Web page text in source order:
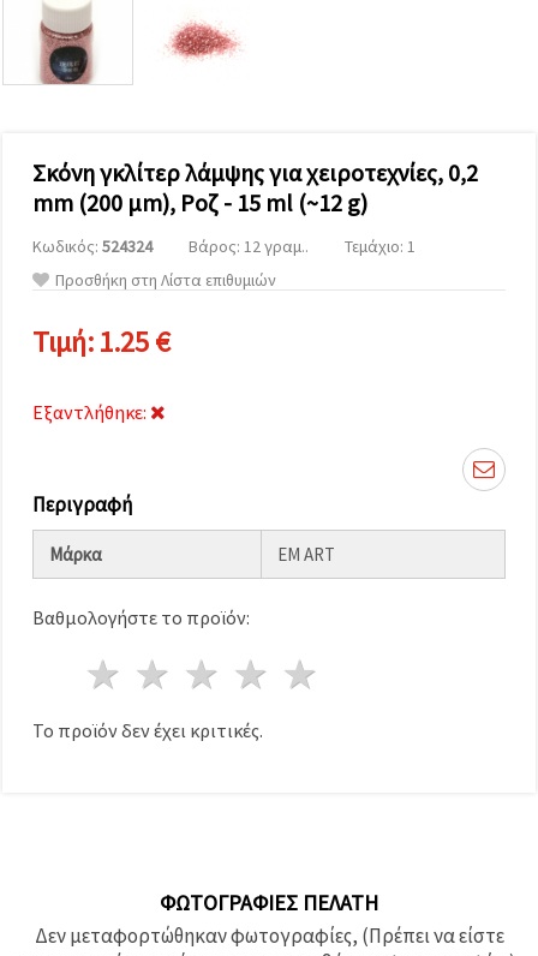
επισκεψιμότητα
και να
προβάλλουμε
πιο σχετικό
περιεχόμενο
άλλων με
τη βοήθεια
συνεργατών
μας για
χρησιμοποιήσετε
όλα τα
ιστότοπο!
προτιμήσεις
ρυθμίσεις
επιλέγοντας
κάνοντας
Σκόνη γκλίτερ λάμψης για χειροτεχνίες, 0,2
mm (200 μm), Ροζ - 15 ml (~12 g)
Κωδικός: 524324 Βάρος: 12 γραμ..
Τεμάχιο: 1
Προσθήκη στη Λίστα επιθυμιών
Τιμή:1.25 €
Εξαντλήθηκε:
Περιγραφή
Μάρκα EM ART
Βαθμολογήστε το προϊόν:
4 Αστέρια
3 Αστέρια
2 Αστέρια
1 Αστέρι
Το προϊόν δεν έχει κριτικές.
ΦΩΤΟΓΡΑΦΊΕΣ ΠΕΛΆΤΗ
Δεν μεταφορτώθηκαν φωτογραφίες, (Πρέπει να είστε